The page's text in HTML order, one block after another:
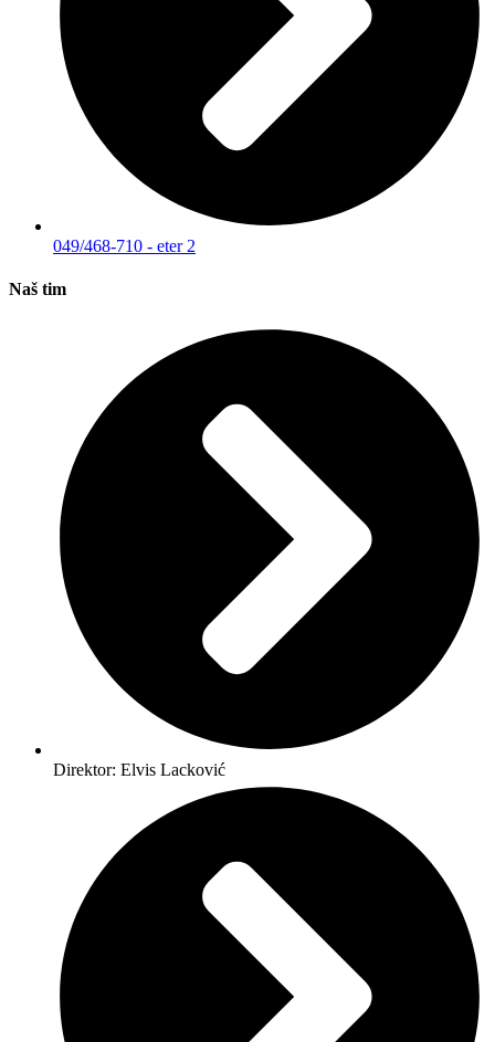
049/468-710 - eter 2
Naš tim
Direktor: Elvis Lacković